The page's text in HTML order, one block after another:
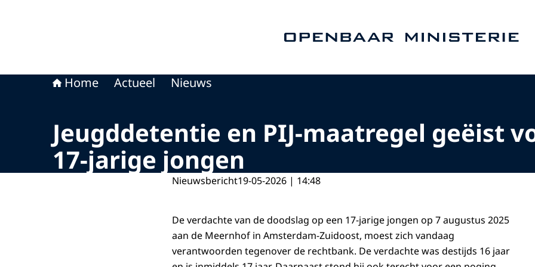
Home Actueel Nieuws
Jeugddetentie en PIJ-maatregel geëist
17-jarige jongen
Nieuwsbericht19-05-2026 | 14:48
De verdachte van de doodslag op een 17-jarige jongen op 7 augustus 2025
aan de Meernhof in Amsterdam-Zuidoost, moest zich vandaag
verantwoorden tegenover de rechtbank. De verdachte was destijds 16 jaar